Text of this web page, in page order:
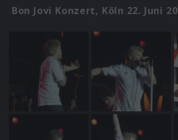
Bon Jovi Konzert, Köln 22. Juni